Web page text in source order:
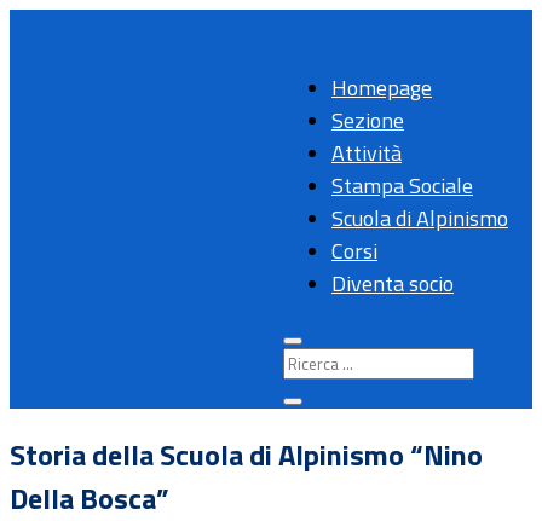
Homepage
Sezione
Attività
Stampa Sociale
Scuola di Alpinismo
Corsi
Diventa socio
Storia della Scuola di Alpinismo “Nino
Della Bosca”